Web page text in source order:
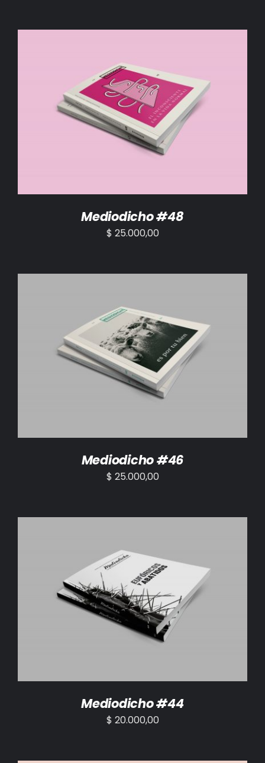
AÑADIR AL CARRITO / DETALLES
Mediodicho #48
$ 25.000,00
AÑADIR AL CARRITO DETALLES
Mediodicho #46
$ 25.000,00
AÑADIR AL CARRITO / DETALLES
Mediodicho #44
$ 20.000,00